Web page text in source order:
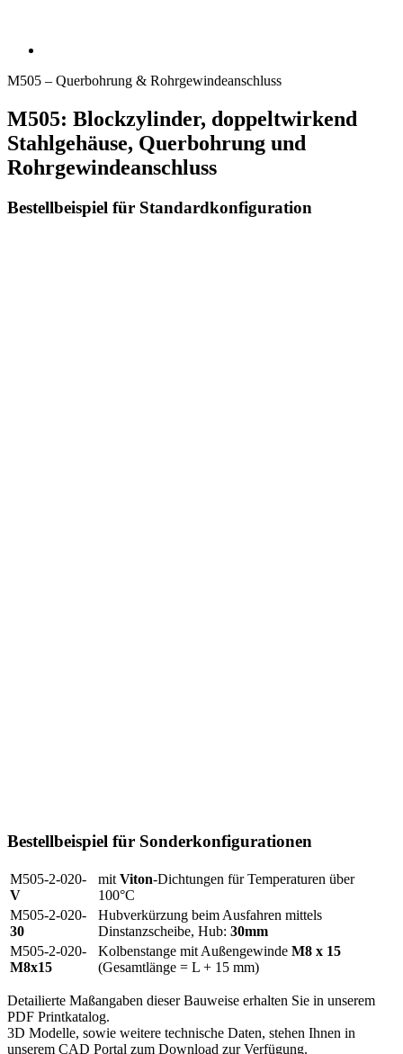
M505 – Querbohrung & Rohrgewindeanschluss
M505: Blockzylinder, doppeltwirkend
Stahlgehäuse, Querbohrung und
Rohrgewindeanschluss
Bestellbeispiel für Standardkonfiguration
Bestellbeispiel für Sonderkonfigurationen
M505-2-020-
V
mit Viton-Dichtungen für Temperaturen über
100°C
M505-2-020-
30
Hubverkürzung beim Ausfahren mittels
Dinstanzscheibe, Hub: 30mm
M505-2-020-
M8x15
Kolbenstange mit Außengewinde M8 x 15
(Gesamtlänge = L + 15 mm)
Detailierte Maßangaben dieser Bauweise erhalten Sie in unserem
PDF Printkatalog.
3D Modelle, sowie weitere technische Daten, stehen Ihnen in
unserem CAD Portal zum Download zur Verfügung.